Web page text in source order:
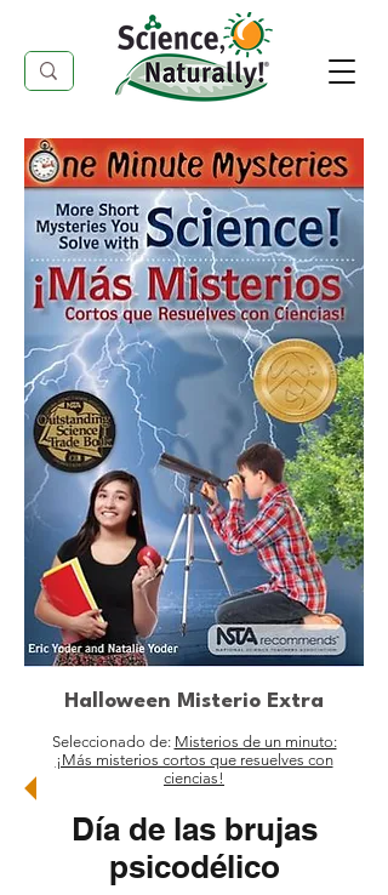
Halloween Misterio Extra
Seleccionado de: Misterios de un minuto:
¡Más misterios cortos que resuelves con
ciencias!
Día de las brujas
psicodélico